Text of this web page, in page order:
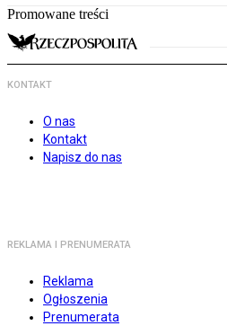
Promowane treści
KONTAKT
O nas
Kontakt
Napisz do nas
REKLAMA I PRENUMERATA
Reklama
Ogłoszenia
Prenumerata